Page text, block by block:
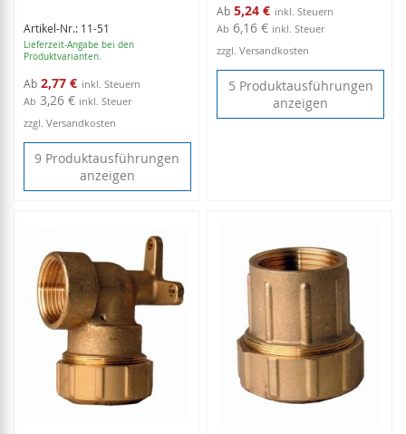
Artikel-Nr.: 11-51
Lieferzeit-Angabe bei den
Produktvarianten.
Ab 2,77 €
Ab 3,26 € inkl. Steuer
zzgl. Versandkosten
9 Produktausführungen
anzeigen
Ab 5,24 €
Ab 6,16 € inkl. Steuer
zzgl. Versandkosten
5 Produktausführungen
anzeigen